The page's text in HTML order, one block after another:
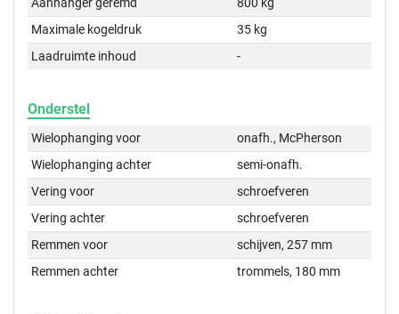
Maximale kogeldruk
35 kg
Laadruimte inhoud
-
Onderstel
Wielophanging voor
onafh., McPherson
Wielophanging achter
semi-onafh.
Vering voor
schroefveren
Vering achter
schroefveren
Remmen voor
schijven, 257 mm
Remmen achter
trommels, 180 mm